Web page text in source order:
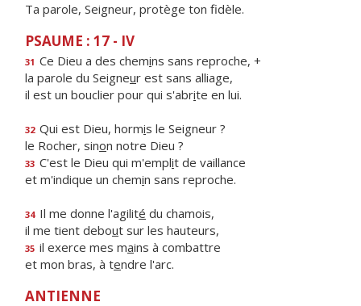
Ta parole, Seigneur, protège ton fidèle.
PSAUME : 17 - IV
31 Ce Dieu a des chemins sans reproche, +
la parole du Seigneur est sans alliage,
il est un bouclier pour qui s'abrite en lui.
32 Qui est Dieu, hormis le Seigneur ?
le Rocher, sinon notre Dieu ?
33 C'est le Dieu qui m'emplit de vaillance
et m'indique un chemin sans reproche.
34 Il me donne l'agilité du chamois,
il me tient debout sur les hauteurs,
35 il exerce mes mains à combattre
et mon bras, à tendre l'arc.
ANTIENNE